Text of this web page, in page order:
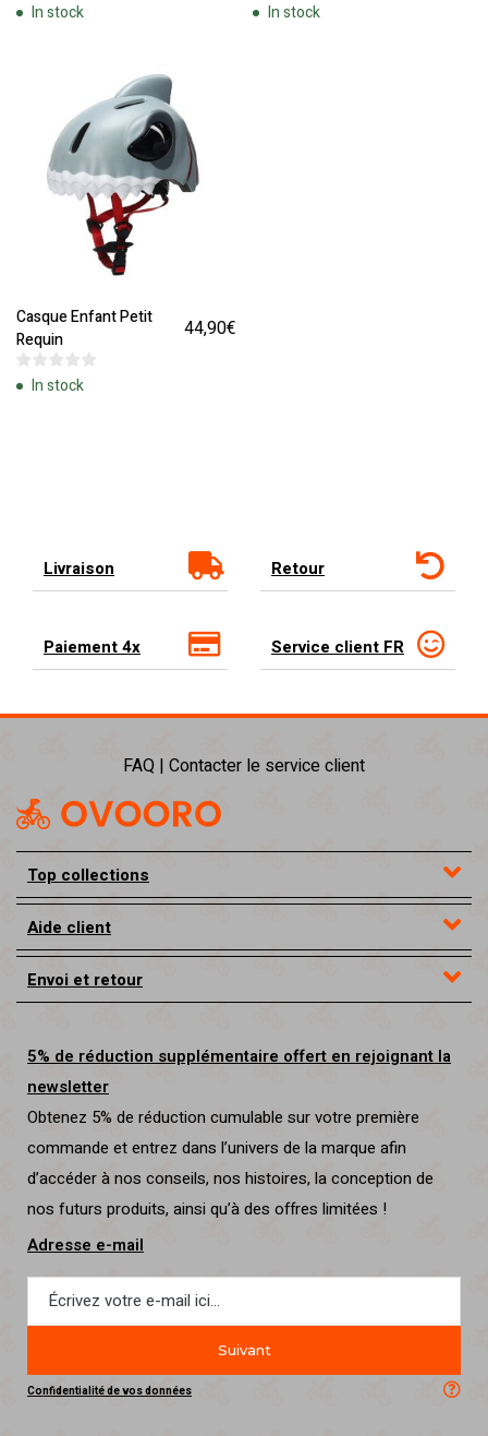
In stock In stock
Casque Enfant Petit
Requin
44,90€
In stock
Livraison Retour
Paiement 4x Service client FR
FAQ | Contacter le service client
Top collections
Aide client
Envoi et retour
Adresse e-mail
Suivant
Confidentialité de vos données
5% de réduction supplémentaire offert en rejoignant la
newsletter
Obtenez 5% de réduction cumulable sur votre première
commande et entrez dans l’univers de la marque afin
d’accéder à nos conseils, nos histoires, la conception de
nos futurs produits, ainsi qu’à des offres limitées !